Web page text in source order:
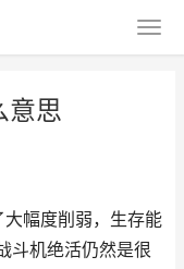
意思
幅度削弱，生存能
斗机绝活仍然是很